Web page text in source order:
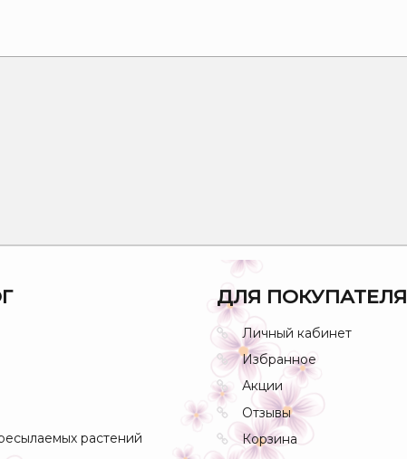
растений
ДЛЯ ПОКУПАТЕЛЯ
Личный кабинет
Избранное
Акции
Отзывы
Корзина